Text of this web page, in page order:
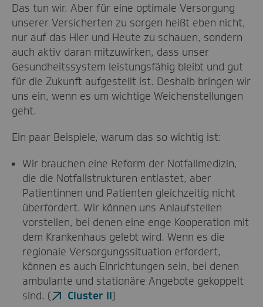
Das tun wir. Aber für eine optimale Versorgung
unserer Versicherten zu sorgen heißt eben nicht,
nur auf das Hier und Heute zu schauen, sondern
auch aktiv daran mitzuwirken, dass unser
Gesundheitssystem leistungsfähig bleibt und gut
für die Zukunft aufgestellt ist. Deshalb bringen wir
uns ein, wenn es um wichtige Weichenstellungen
geht.
Ein paar Beispiele, warum das so wichtig ist:
Wir brauchen eine Reform der Notfallmedizin,
die die Notfallstrukturen entlastet, aber
Patientinnen und Patienten gleichzeitig nicht
überfordert. Wir können uns Anlaufstellen
vorstellen, bei denen eine enge Kooperation mit
dem Krankenhaus gelebt wird. Wenn es die
regionale Versorgungssituation erfordert,
können es auch Einrichtungen sein, bei denen
ambulante und stationäre Angebote gekoppelt
sind. (
Cluster II)